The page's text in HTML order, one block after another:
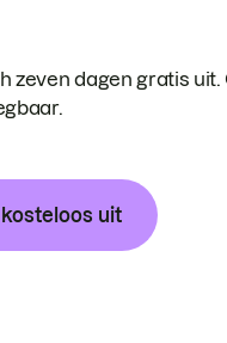
zeven dagen gratis uit.
uit